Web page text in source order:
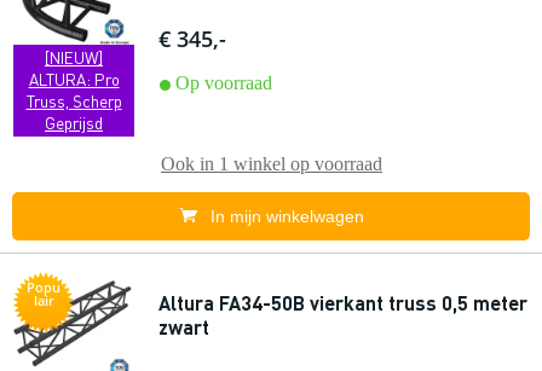
[NIEUW]
ALTURA: Pro
Truss, Scherp
Geprijsd
€ 345,-
Op voorraad
Ook in 1 winkel op voorraad
In mijn winkelwagen
Popu
lair
Altura FA34-50B vierkant truss 0,5 meter
zwart